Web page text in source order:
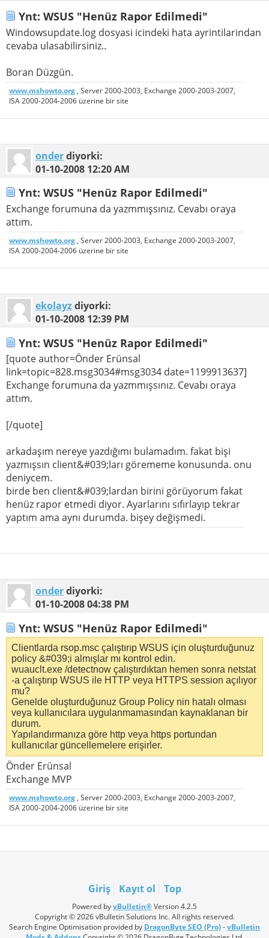
Ynt: WSUS "Henüz Rapor Edilmedi"
Windowsupdate.log dosyasi icindeki hata ayrintilarindan
cevaba ulasabilirsiniz..
Boran Düzgün.
www.mshowto.org , Server 2000-2003, Exchange 2000-2003-2007,
ISA 2000-2004-2006 üzerine bir site
onderdiyorki:
01-10-2008 12:20 AM
Ynt: WSUS "Henüz Rapor Edilmedi"
Exchange forumuna da yazmmışsınız. Cevabı oraya
attım.
www.mshowto.org , Server 2000-2003, Exchange 2000-2003-2007,
ISA 2000-2004-2006 üzerine bir site
ekolayzdiyorki:
01-10-2008 12:39 PM
Ynt: WSUS "Henüz Rapor Edilmedi"
[quote author=Önder Erünsal
link=topic=828.msg3034#msg3034 date=1199913637]
Exchange forumuna da yazmmışsınız. Cevabı oraya
attım.
[/quote]
arkadaşım nereye yazdığımı bulamadım. fakat bişi
yazmışsın client&#039;ları görememe konusunda. onu
deniycem.
birde ben client&#039;lardan birini görüyorum fakat
henüz rapor etmedi diyor. Ayarlarını sıfırlayıp tekrar
yaptım ama aynı durumda. bişey değişmedi.
onderdiyorki:
01-10-200804:38 PM
Ynt: WSUS "Henüz Rapor Edilmedi"
Clientlarda rsop.msc çalıştırıp WSUS için oluşturduğunuz
policy &#039;i almışlar mı kontrol edin.
wuauclt.exe /detectnow çalıştırdıktan hemen sonra netstat
-a çalıştırıp WSUS ile HTTP veya HTTPS session açılıyor
mu?
Genelde oluşturduğunuz Group Policy nin hatalı olması
veya kullanıcılara uygulanmamasından kaynaklanan bir
durum.
Yapılandırmanıza göre http veya https portundan
kullanıcılar güncellemelere erişirler.
Önder Erünsal
Exchange MVP
www.mshowto.org , Server 2000-2003, Exchange 2000-2003-2007,
ISA 2000-2004-2006 üzerine bir site
Giriş Kayıt ol Top
Powered byvBulletin®Version 4.2.5
Copyright © 2026 vBulletin Solutions Inc. All rights reserved.
Search Engine Optimisation provided by DragonByte SEO (Pro)-vBulletin